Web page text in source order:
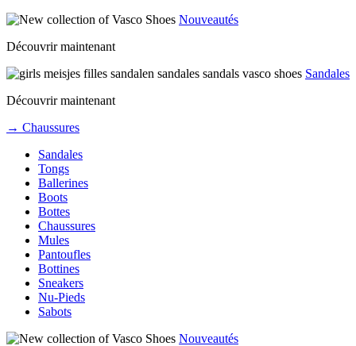
Nouveautés
Découvrir maintenant
Sandales
Découvrir maintenant
→ Chaussures
Sandales
Tongs
Ballerines
Boots
Bottes
Chaussures
Mules
Pantoufles
Bottines
Sneakers
Nu-Pieds
Sabots
Nouveautés